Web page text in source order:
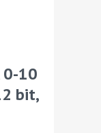
0-10
bit,